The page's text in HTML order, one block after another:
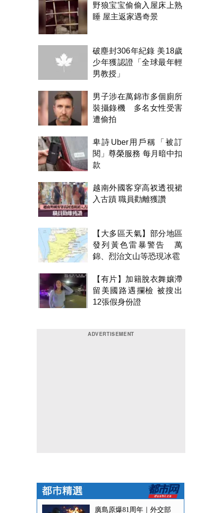
野狼宝宝偷偷入屋床上熟
睡 屋主返家遇奇景
破塵封306年紀錄 美18歲
少年獲認證「全球最年輕
男教授」
男子涉在萬錦市多個廁所
裝攝錄機 多名女性受害
遭偷拍
卑詩Uber用戶稱「被訂
閱」尊榮服務 每月暗中扣
款
越南外國客穿高衩透視裙
入古蹟 職員勸離獲讚
【大多區天氣】部分地區
發列黃色雷暴警告 萬
錦、烈治文山等恐現冰雹
【有片】加籍脫衣舞孃滯
留美國路遇攔檢 被搜出
12張假身份證